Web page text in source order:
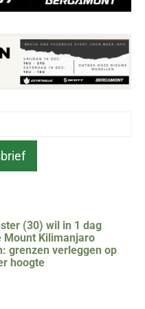
(30) wil in 1 dag
Mount Kilimanjaro
grenzen verleggen op
hoogte